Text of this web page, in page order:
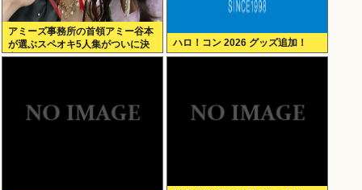
アミーズ事務所の首領アミー谷本
が選ぶスペオキ5人集がついに決
定してしまう
ハロ！コン 2026 グッズ追加！